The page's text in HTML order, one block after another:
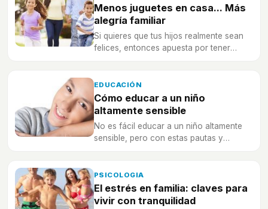
Menos juguetes en casa... Más
alegría familiar
Si quieres que tus hijos realmente sean
felices, entonces apuesta por tener
EDUCACIÓN
Cómo educar a un niño
altamente sensible
No es fácil educar a un niño altamente
sensible, pero con estas pautas y
PSICOLOGIA
El estrés en familia: claves para
vivir con tranquilidad